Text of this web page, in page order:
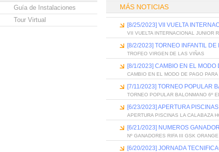
Guía de Instalaciones
Tour Virtual
MÁS NOTICIAS
[8/25/2023] VII VUELTA
VII VUELTA INTERNACIONAL JUNIOR
[8/2/2023] TORNEO INFANTIL DE
TROFEO VIRGEN DE LAS VIÑAS
[8/1/2023] CAMBIO EN EL MODO
CAMBIO EN EL MODO DE PAGO
[7/11/2023] TORNEO POPULAR
TORNEO POPULAR BALONMANO 6º
[6/23/2023] APERTURA
APERTURA PISCINAS LA CALABAZA
[6/21/2023] NUMEROS
Nº GANADORES RIFA III GSK
[6/20/2023] JORNADA